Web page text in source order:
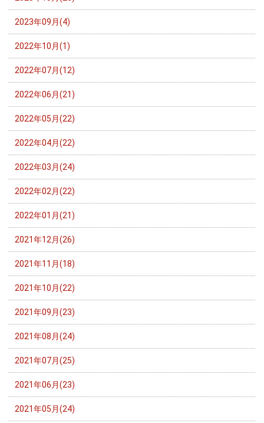
2023年09月(4)
2022年10月(1)
2022年07月(12)
2022年06月(21)
2022年05月(22)
2022年04月(22)
2022年03月(24)
2022年02月(22)
2022年01月(21)
2021年12月(26)
2021年11月(18)
2021年10月(22)
2021年09月(23)
2021年08月(24)
2021年07月(25)
2021年06月(23)
2021年05月(24)